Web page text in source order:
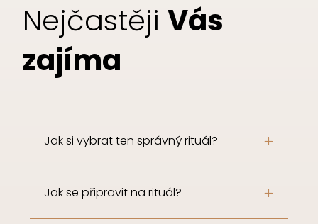
NejčastějiVás
zajíma
Jak si vybrat ten správný rituál?
Jak se připravit na rituál?